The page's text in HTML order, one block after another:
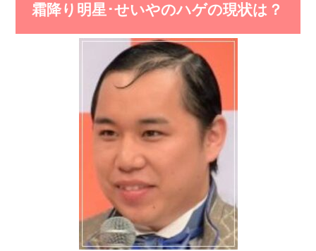
霜降り明星･せいやのハゲの現状は？